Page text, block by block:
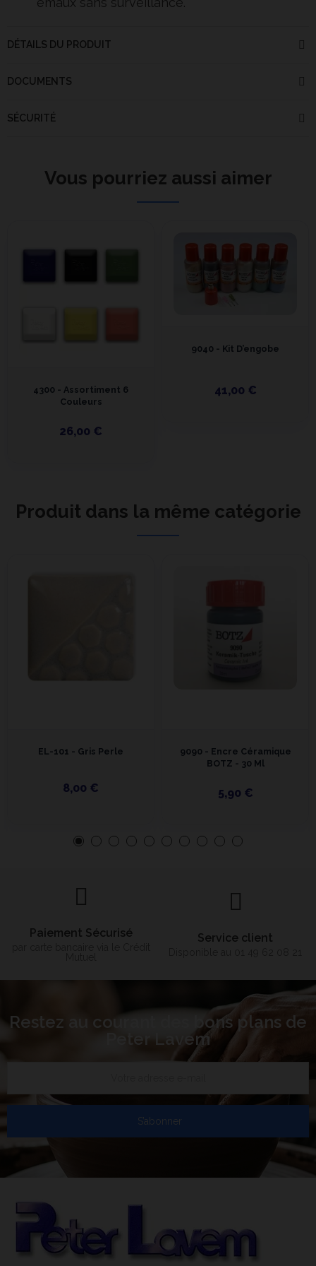
DÉTAILS DU PRODUIT
DOCUMENTS
SÉCURITÉ
Vous pourriez aussi aimer
4300 - Assortiment 6
Couleurs
26,00 €
9040 - Kit D’engobe
41,00 €
Produit dans la même catégorie
EL-101 - Gris Perle
8,00 €
9090 - Encre Céramique
BOTZ - 30 Ml
5,90 €
Paiement Sécurisé Service client
Restez au courant des bons plans de
Peter Lavem
S’abonner